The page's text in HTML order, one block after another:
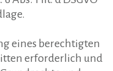
eines berechtigten
erforderlich und